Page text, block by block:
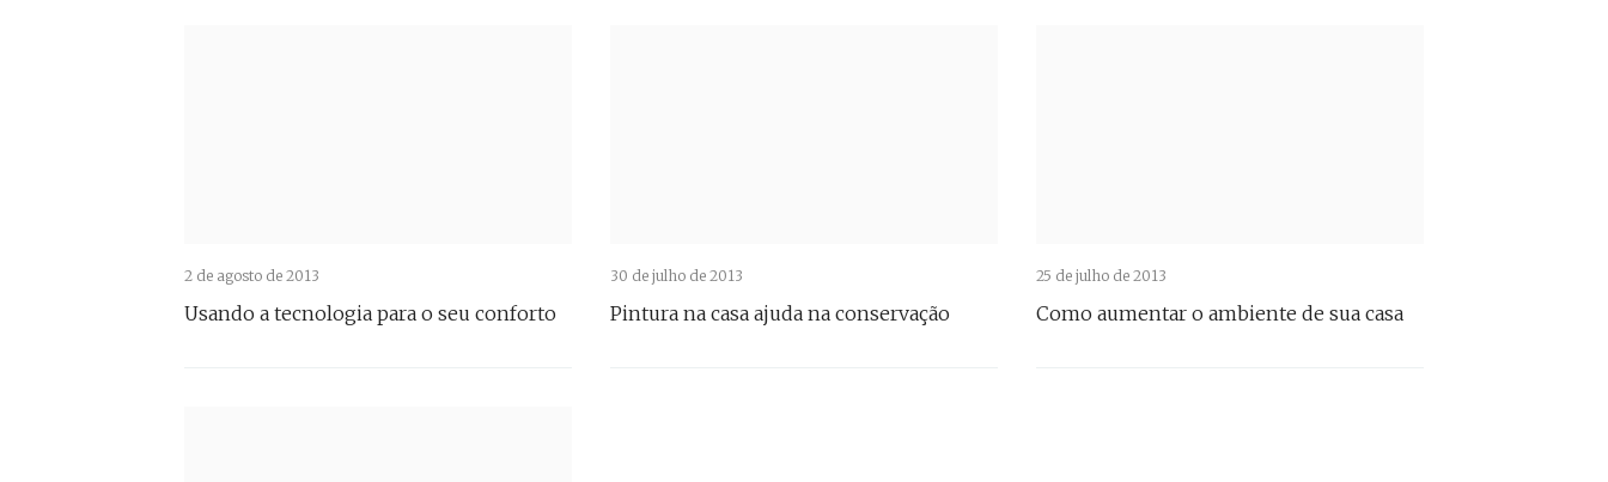
2 de agosto de 2013
Usando a tecnologia para o seu conforto
30 de julho de 2013
Pintura na casa ajuda na conservação
25 de julho de 2013
Como aumentar o ambiente de sua casa